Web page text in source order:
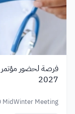
فرصة لحضور مؤتمر
2027
MidWinter Meeting